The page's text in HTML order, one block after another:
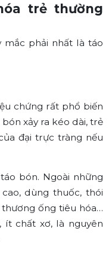
trẻ thường
mắc phải nhất là táo
chứng rất phổ biến
xảy ra kéo dài, trẻ
đại trực tràng nếu
bón. Ngoài những
dùng thuốc, thói
ống tiêu hóa…
ít chất xơ, là nguyên